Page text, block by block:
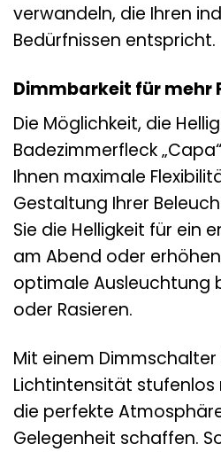
verwandeln, die Ihren
Bedürfnissen entspricht.
Dimmbarkeit für mehr
Die Möglichkeit, die
Badezimmerfleck
Ihnen maximale
Gestaltung Ihrer
Sie die Helligkeit für ein
am Abend oder
optimale Ausleuchtung
oder Rasieren.
Mit einem Dimmschalter
Lichtintensität stufenlos
die perfekte
Gelegenheit schaffen.